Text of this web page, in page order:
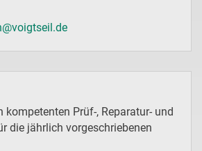
kompetenten Prüf-, Reparatur- und
die jährlich vorgeschriebenen